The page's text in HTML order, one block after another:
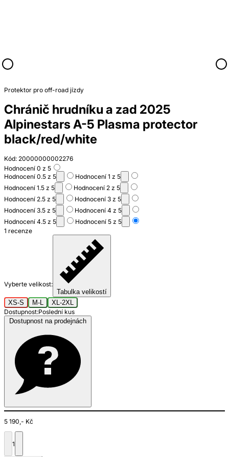
Protektor pro off-road jízdy
Chránič hrudníku a zad 2025
Alpinestars A-5 Plasma protector
black/red/white
Kód: 20000000002276
Hodnocení 0 z 5
Hodnocení 0.5 z 5
Hodnocení 1 z 5
Hodnocení 1.5 z 5
Hodnocení 2 z 5
Hodnocení 2.5 z 5
Hodnocení 3 z 5
Hodnocení 3.5 z 5
Hodnocení 4 z 5
Hodnocení 4.5 z 5
Hodnocení 5 z 5
1 recenze
Vyberte velikost:
Tabulka velikostí
XS-S
M-L
XL-2XL
Dostupnost:Poslední kus
5 190,- Kč
1